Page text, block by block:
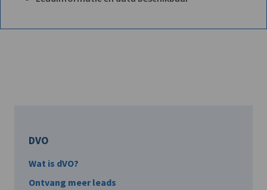
DVO
Wat is dVO?
Ontvang meer leads